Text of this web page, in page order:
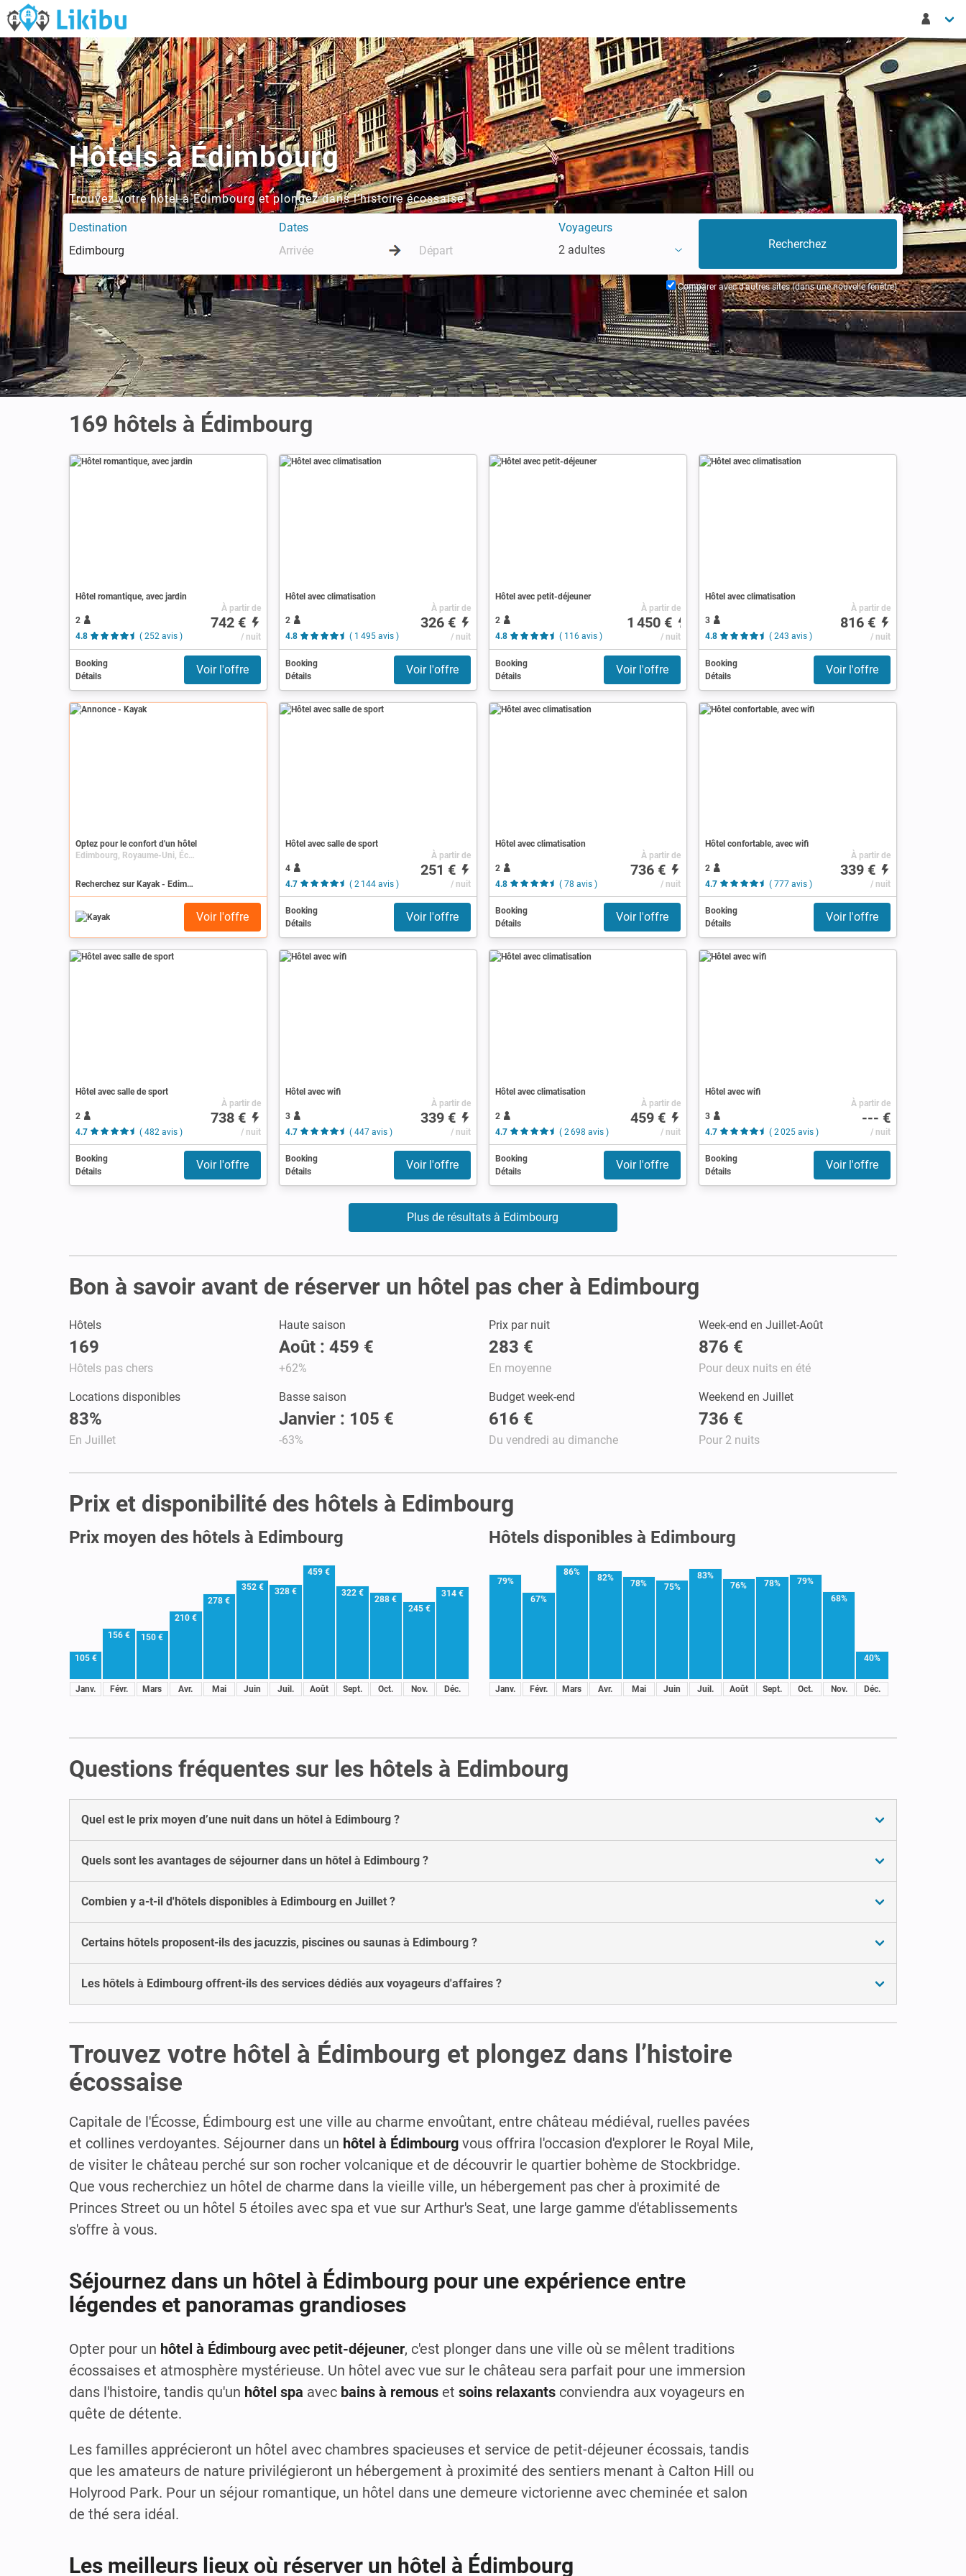
Hôtels à Édimbourg
Trouvez votre hôtel à Édimbourg et plongez dans l’histoire écossaise
Destination Dates
Voyageurs
2 adultes
Comparer avec d'autres sites (dans une nouvelle fenêtre)
169 hôtels à Édimbourg
Hôtel romantique, avec jardin
2
4.8
( 252 avis )
À partir de
742 €
/ nuit
Booking
Détails
Voir l'offre
Hôtel avec climatisation
2
4.8
( 1 495 avis )
À partir de
326 €
/ nuit
Booking
Détails
Voir l'offre
Hôtel avec petit-déjeuner
2
4.8
( 116 avis )
À partir de
1 450 €
/ nuit
Booking
Détails
Voir l'offre
Hôtel avec climatisation
3
4.8
( 243 avis )
À partir de
816 €
/ nuit
Booking
Détails
Voir l'offre
Annonce
Optez pour le confort d'un hôtel
Edimbourg, Royaume-Uni, Écosse
Recherchez sur Kayak - Edimbourg
Voir l'offre
Hôtel avec salle de sport
4
4.7
( 2 144 avis )
À partir de
251 €
/ nuit
Booking
Détails
Voir l'offre
Hôtel avec climatisation
2
4.8
( 78 avis )
À partir de
736 €
/ nuit
Booking
Détails
Voir l'offre
Hôtel confortable, avec wifi
2
4.7
( 777 avis )
À partir de
339 €
/ nuit
Booking
Détails
Voir l'offre
Hôtel avec salle de sport
2
4.7
( 482 avis )
À partir de
738 €
/ nuit
Booking
Détails
Voir l'offre
Hôtel avec wifi
3
4.7
( 447 avis )
À partir de
339 €
/ nuit
Booking
Détails
Voir l'offre
Hôtel avec climatisation
2
4.7
( 2 698 avis )
À partir de
459 €
/ nuit
Booking
Détails
Voir l'offre
Hôtel avec wifi
3
4.7
( 2 025 avis )
À partir de
--- €
/ nuit
Booking
Détails
Voir l'offre
Plus de résultats à Edimbourg
Bon à savoir avant de réserver un hôtel pas cher à Edimbourg
Hôtels
169
Hôtels pas chers
Haute saison
Août : 459 €
+62%
Prix par nuit
283 €
En moyenne
Week-end en Juillet-Août
876 €
Pour deux nuits en été
Locations disponibles
83%
En Juillet
Basse saison
Janvier : 105 €
-63%
Budget week-end
616 €
Du vendredi au dimanche
Weekend en Juillet
736 €
Pour 2 nuits
Prix et disponibilité des hôtels à Edimbourg
Prix moyen des hôtels à Edimbourg
105 €
Janv.
156 €
Févr.
150 €
Mars
210 €
Avr.
278 €
Mai
352 €
Juin
328 €
Juil.
459 €
Août
322 €
Sept.
288 €
Oct.
245 €
Nov.
314 €
Déc.
Hôtels disponibles à Edimbourg
79%
Janv.
67%
Févr.
86%
Mars
82%
Avr.
78%
Mai
75%
Juin
83%
Juil.
76%
Août
78%
Sept.
79%
Oct.
68%
Nov.
40%
Déc.
Questions fréquentes sur les hôtels à Edimbourg
Quel est le prix moyen d’une nuit dans un hôtel à Edimbourg ?
Quels sont les avantages de séjourner dans un hôtel à Edimbourg ?
Combien y a-t-il d'hôtels disponibles à Edimbourg en Juillet ?
Certains hôtels proposent-ils des jacuzzis, piscines ou saunas à Edimbourg ?
Les hôtels à Edimbourg offrent-ils des services dédiés aux voyageurs d'affaires ?
Trouvez votre hôtel à Édimbourg et plongez dans l’histoire
écossaise
Capitale de l'Écosse, Édimbourg est une ville au charme envoûtant, entre château médiéval, ruelles pavées
et collines verdoyantes. Séjourner dans un hôtel à Édimbourg vous offrira l'occasion d'explorer le Royal Mile,
de visiter le château perché sur son rocher volcanique et de découvrir le quartier bohème de Stockbridge.
Que vous recherchiez un hôtel de charme dans la vieille ville, un hébergement pas cher à proximité de
Princes Street ou un hôtel 5 étoiles avec spa et vue sur Arthur's Seat, une large gamme d'établissements
s'offre à vous.
Séjournez dans un hôtel à Édimbourg pour une expérience entre
légendes et panoramas grandioses
Opter pour un hôtel à Édimbourg avec petit-déjeuner, c'est plonger dans une ville où se mêlent traditions
écossaises et atmosphère mystérieuse. Un hôtel avec vue sur le château sera parfait pour une immersion
dans l'histoire, tandis qu'un hôtel spa avec bains à remous et soins relaxants conviendra aux voyageurs en
quête de détente.
Les familles apprécieront un hôtel avec chambres spacieuses et service de petit-déjeuner écossais, tandis
que les amateurs de nature privilégieront un hébergement à proximité des sentiers menant à Calton Hill ou
Holyrood Park. Pour un séjour romantique, un hôtel dans une demeure victorienne avec cheminée et salon
de thé sera idéal.
Les meilleurs lieux où réserver un hôtel à Édimbourg